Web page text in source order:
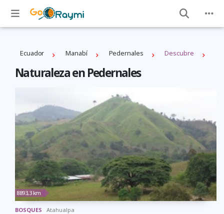
Ecuador Manabí Pedernales Descubre
Naturaleza en Pedernales
8893,3 km
BOSQUES Atahualpa